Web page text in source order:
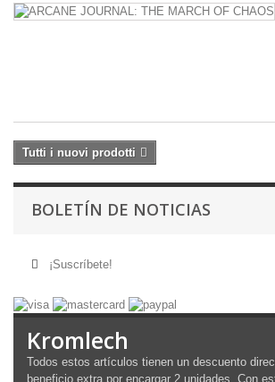
Tutti i nuovi prodotti
BOLETÍN DE NOTICIAS
¡Suscríbete!
Kromlech
Todos estos artículos tienen un descuento
beneficio extra por encargar 2 unidades. Con